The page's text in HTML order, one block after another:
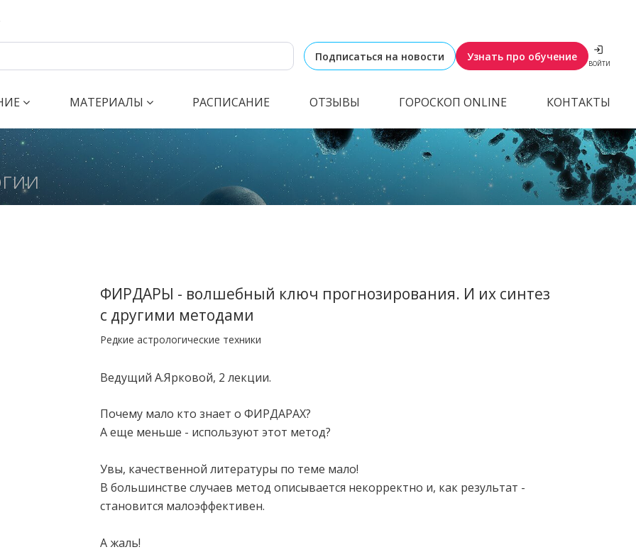
Подписаться на новости Узнать про обучение
ВОЙТИ
МАТЕРИАЛЫ РАСПИСАНИЕ ОТЗЫВЫ ГОРОСКОП ONLINE КОНТАКТЫ
ФИРДАРЫ - волшебный ключ прогнозирования. И их синтез
с другими методами
Редкие астрологические техники
Ведущий А.Ярковой, 2 лекции.
Почему мало кто знает о ФИРДАРАХ?
А еще меньше - используют этот метод?
Увы, качественной литературы по теме мало!
В большинстве случаев метод описывается некорректно и, как результат -
становится малоэффективен.
А жаль!